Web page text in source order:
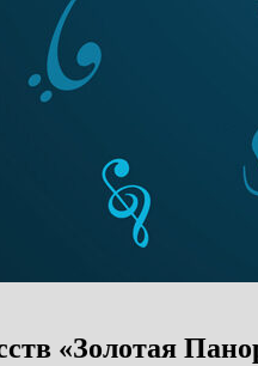
«Золотая